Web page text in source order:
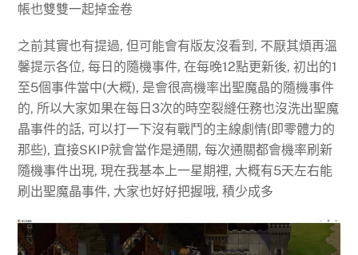
帳也雙雙一起掉金卷
之前其實也有提過, 但可能會有版友沒看到, 不厭其煩再溫
馨提示各位, 每日的隨機事件, 在每晚12點更新後, 初出的1
至5個事件當中(大概), 是會很高機率出聖魔晶的隨機事件
的, 所以大家如果在每日3次的時空裂縫任務也沒洗出聖魔
晶事件的話, 可以打一下沒有戰鬥的主線劇情(即零體力的
那些), 直接SKIP就會當作是通關, 每次通關都會機率刷新
隨機事件出現, 現在我基本上一星期裡, 大概有5天左右能
刷出聖魔晶事件, 大家也好好把握哦, 積少成多